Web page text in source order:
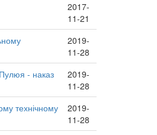
2017-
11-21
2019-
11-28
Пулюя - наказ
2019-
11-28
технічному
2019-
11-28